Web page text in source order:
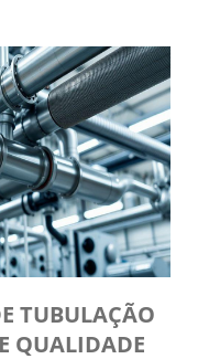
TUBULAÇÃO
QUALIDADE